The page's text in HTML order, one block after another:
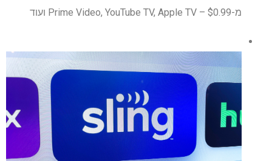
מ-$0.99 – Prime Video, YouTube TV, Apple TV ועוד